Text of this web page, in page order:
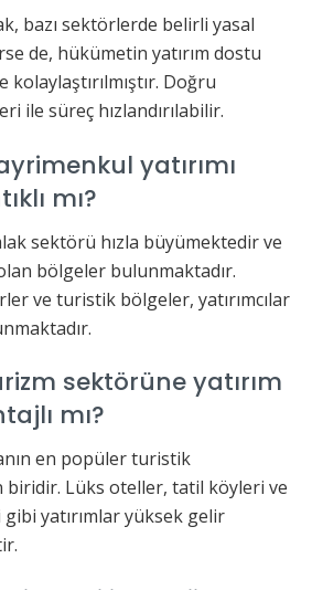
bazı sektörlerde belirli yasal
de, hükümetin yatırım dostu
Doğru
ile süreç hızlandırılabilir.
yatırımı
mı?
sektörü hızla büyümektedir ve
bölgeler bulunmaktadır.
ve turistik bölgeler, yatırımcılar
sektörüne yatırım
mı?
en popüler turistik
biridir. Lüks oteller, tatil köyleri ve
yatırımlar yüksek gelir